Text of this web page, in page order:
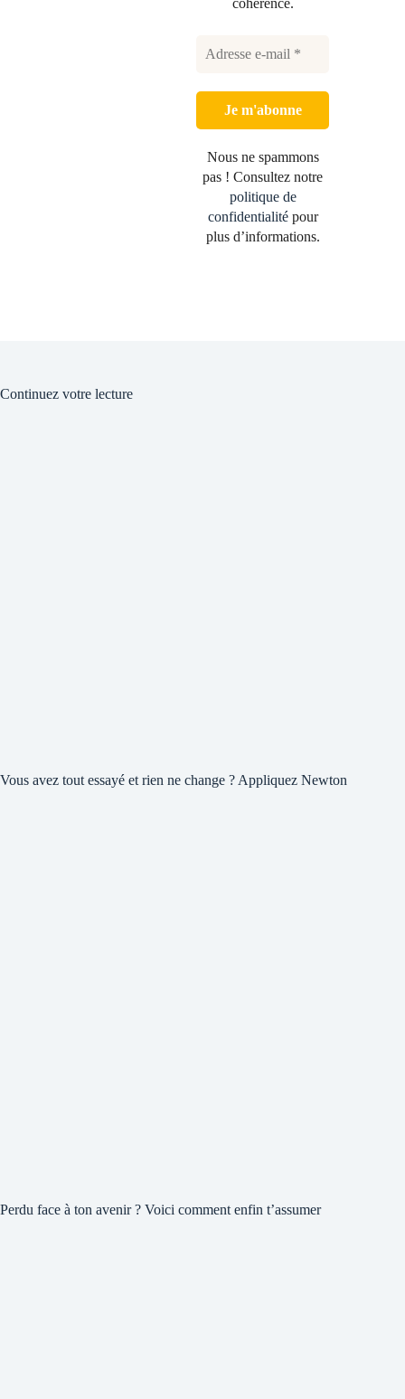
cohérence.
Nous ne spammons
pas ! Consultez notre
politique de
confidentialitépour
plus d’informations.
Continuez votre lecture
Vous avez tout essayé et rien ne change ? Appliquez Newton
Perdu face à ton avenir ? Voici comment enfin t’assumer